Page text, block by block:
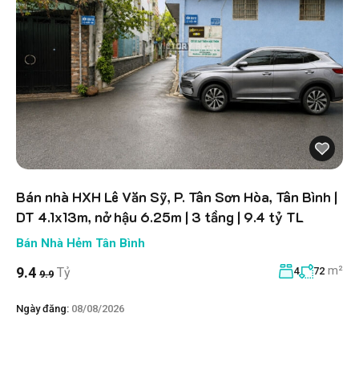
Bán nhà HXH Lê Văn Sỹ, P. Tân Sơn Hòa, Tân Bình |
DT 4.1x13m, nở hậu 6.25m | 3 tầng | 9.4 tỷ TL
Bán Nhà Hẻm Tân Bình
9.4 9.9 Tỷ 4 72 m²
Ngày đăng: 08/08/2026